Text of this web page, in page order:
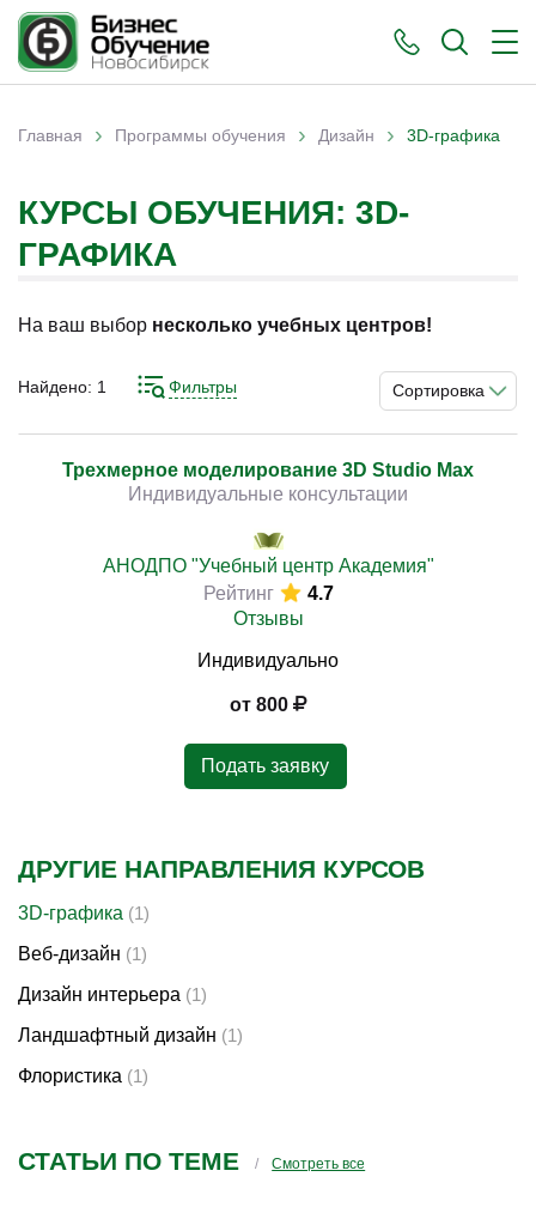
Главная › Программы обучения › Дизайн › 3D-графика
КУРСЫ ОБУЧЕНИЯ: 3D-
ГРАФИКА
На ваш выбор несколько учебных центров!
Сортировка
Найдено: 1 Фильтры
Трехмерное моделирование 3D Studio Max
Индивидуальные консультации
АНОДПО "Учебный центр Академия"
Рейтинг
4.7
Отзывы
Индивидуально
от 800
Подать заявку
ДРУГИЕ НАПРАВЛЕНИЯ КУРСОВ
3D-графика (1)
Веб-дизайн (1)
Дизайн интерьера (1)
Ландшафтный дизайн (1)
Флористика (1)
СТАТЬИ ПО ТЕМЕ Смотреть все